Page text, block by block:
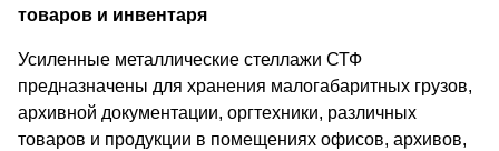
товаров и инвентаря
Усиленные металлические стеллажи СТФ
предназначены для хранения малогабаритных грузов,
архивной документации, оргтехники, различных
товаров и продукции в помещениях офисов, архивов,